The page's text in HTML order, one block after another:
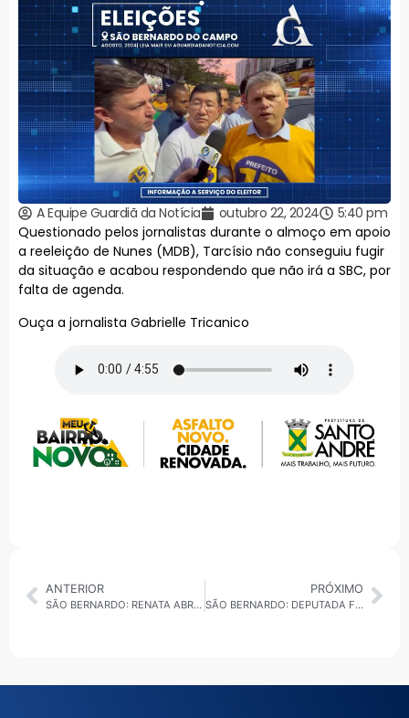
A Equipe Guardiã da Notícia outubro 22, 2024
5:40 pm
Questionado pelos jornalistas durante o almoço em apoio
a reeleição de Nunes (MDB), Tarcísio não conseguiu fugir
da situação e acabou respondendo que não irá a SBC, por
falta de agenda.
Ouça a jornalista Gabrielle Tricanico
ANTERIOR
SÃO BERNARDO: RENATA ABREU FALA AO VIVO COM A GUARDIÃ DA NOTÍCIA
PRÓXIMO
SÃO BERNARDO: DEPUTADA FEDERAL RENATA ABREU DIZ DIZ QUE MARCELO LIMA É O MELHOR PRA CIDADE